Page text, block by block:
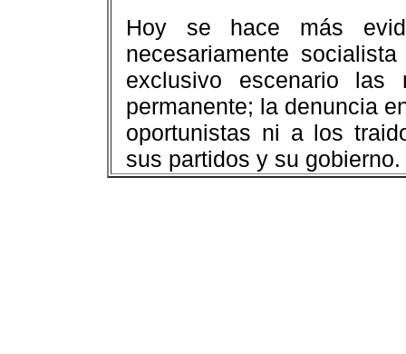
Hoy se hace más
necesariamente
exclusivo escenario
permanente; la denuncia
oportunistas ni a los
sus partidos y su gobierno.